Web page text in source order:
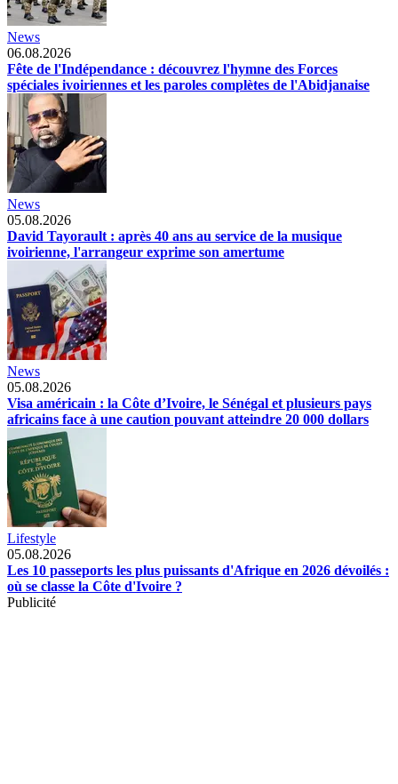
News
06.08.2026
Fête de l'Indépendance : découvrez l'hymne des Forces
spéciales ivoiriennes et les paroles complètes de l'Abidjanaise
News
05.08.2026
David Tayorault : après 40 ans au service de la musique
ivoirienne, l'arrangeur exprime son amertume
News
05.08.2026
Visa américain : la Côte d’Ivoire, le Sénégal et plusieurs pays
africains face à une caution pouvant atteindre 20 000 dollars
Lifestyle
05.08.2026
Les 10 passeports les plus puissants d'Afrique en 2026 dévoilés :
où se classe la Côte d'Ivoire ?
Publicité